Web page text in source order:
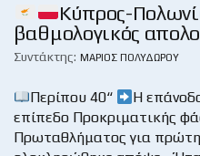
Κύπρος-
βαθμολογικός
Συντάκτης: ΜΆΡΙΟΣ ΠΟΛΥΔΏΡΟΥ
Περίπου 40“
Η
επίπεδο Προκριματικής
Πρωταθλήματος για